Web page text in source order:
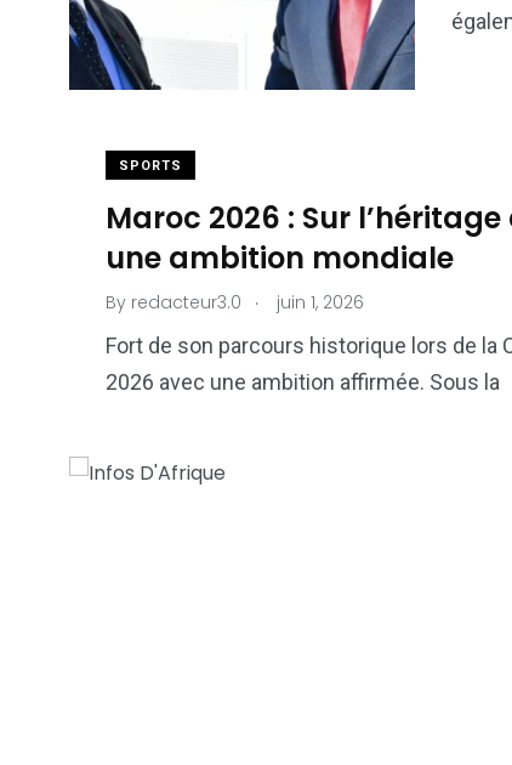
SPORTS
Maroc 2026 : Sur
une ambition mondiale
By redacteur3.0 . juin 1, 2026
Fort de son parcours historique lors de la
2026 avec une ambition affirmée. Sous la
Politique